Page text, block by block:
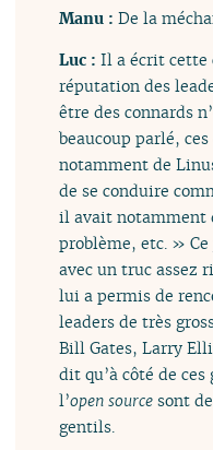
Manu :De la
Luc :Il a écrit cette
réputation des
être des connards
beaucoup parlé,
notamment de
de se conduire
il avait notamment
problème, etc. »
avec un truc assez
lui a permis de
leaders de très
Bill Gates, Larry
dit qu’à côté de
l’open source sont
gentils.